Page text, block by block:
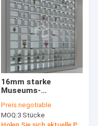
16mm starke
Museums-
Museums-Wand-
Einkommen-6000mm
Preis:negotiable
MOQ:3 Stücke